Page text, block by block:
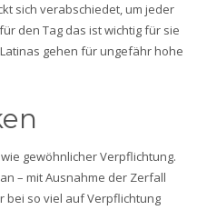
sich verabschiedet, um jeder
den Tag das ist wichtig für sie
gehen für ungefähr hohe
gewöhnlicher Verpflichtung.
– mit Ausnahme der Zerfall
bei so viel auf Verpflichtung